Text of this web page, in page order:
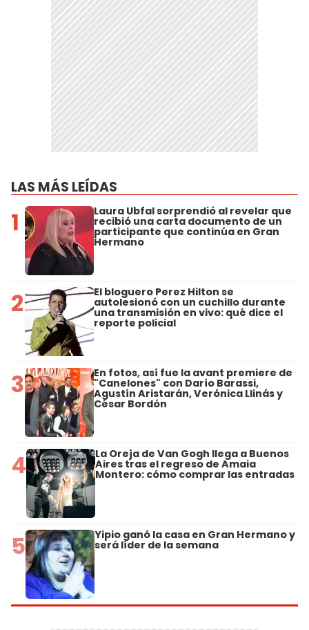
LAS MÁS LEÍDAS
1 Laura Ubfal sorprendió al revelar que
recibió una carta documento de un
participante que continúa en Gran
Hermano
2 El bloguero Perez Hilton se
autolesionó con un cuchillo durante
una transmisión en vivo: qué dice el
reporte policial
3 En fotos, así fue la avant premiere de
"Canelones" con Darío Barassi,
Agustín Aristarán, Verónica Llinás y
César Bordón
4 La Oreja de Van Gogh llega a Buenos
Aires tras el regreso de Amaia
Montero: cómo comprar las entradas
5 Yipio ganó la casa en Gran Hermano y
será líder de la semana